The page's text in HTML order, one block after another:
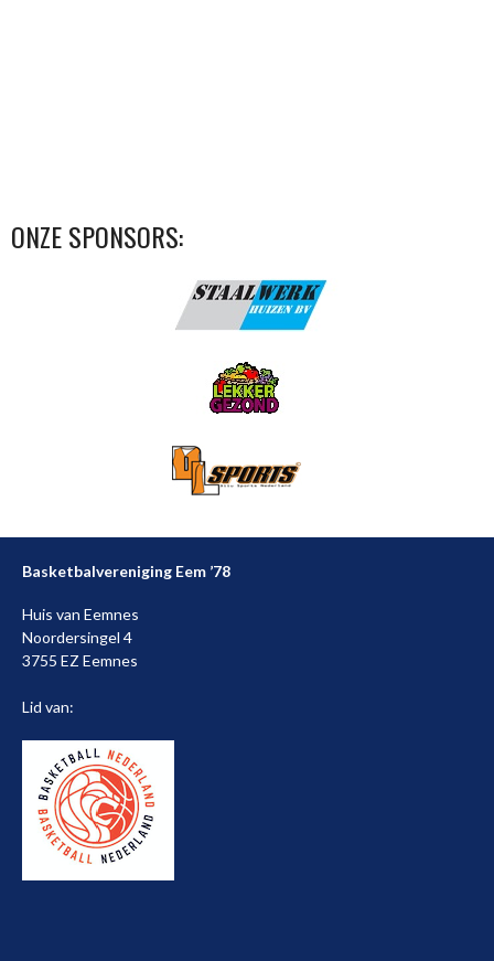
ONZE SPONSORS:
Basketbalvereniging Eem ’78
Huis van Eemnes
Noordersingel 4
3755 EZ Eemnes
Lid van: